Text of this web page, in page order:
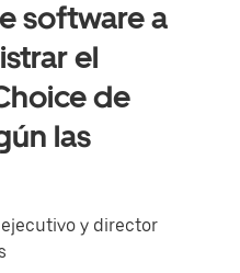
software a
el
de
las
y director